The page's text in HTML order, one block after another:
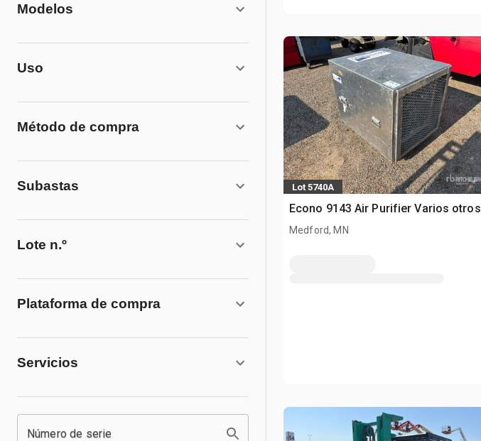
Modelos
Uso
Método de compra
Subastas
Lote n.º
Plataforma de compra
Servicios
Número de serie
Lot 5740A
Econo 9143 Air Purifier Varios otros
Medford, MN